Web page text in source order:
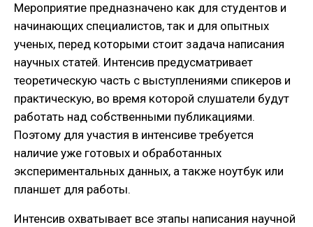
Мероприятие предназначено как для студентов и
начинающих специалистов, так и для опытных
ученых, перед которыми стоит задача написания
научных статей. Интенсив предусматривает
теоретическую часть с выступлениями спикеров и
практическую, во время которой слушатели будут
работать над собственными публикациями.
Поэтому для участия в интенсиве требуется
наличие уже готовых и обработанных
экспериментальных данных, а также ноутбук или
планшет для работы.
Интенсив охватывает все этапы написания научной